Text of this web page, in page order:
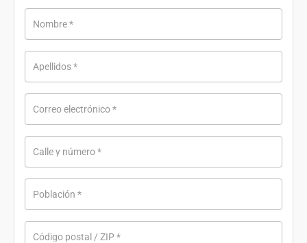
Nombre*
Apellidos*
Correo electrónico*
Calle y número*
Población *
Código postal / ZIP*